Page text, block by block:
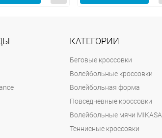
КАТЕГОРИИ
Беговые кроссовки
Волейбольные кроссовки
Волейбольная форма
Повседневные кроссовки
Волейбольные мячи MIKASA
Теннисные кроссовки